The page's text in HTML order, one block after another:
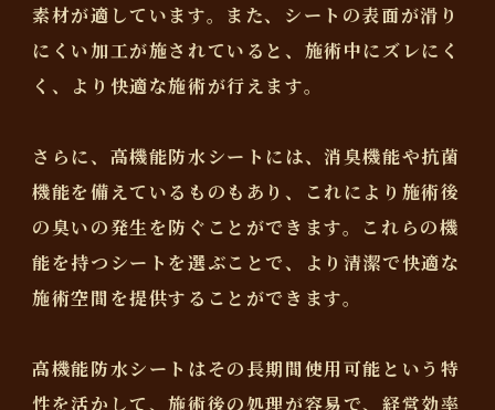
素材が適しています。また、シートの表面が滑り
にくい加工が施されていると、施術中にズレにく
く、より快適な施術が行えます。
さらに、高機能防水シートには、消臭機能や抗菌
機能を備えているものもあり、これにより施術後
の臭いの発生を防ぐことができます。これらの機
能を持つシートを選ぶことで、より清潔で快適な
施術空間を提供することができます。
高機能防水シートはその長期間使用可能という特
性を活かして、施術後の処理が容易で、経営効率